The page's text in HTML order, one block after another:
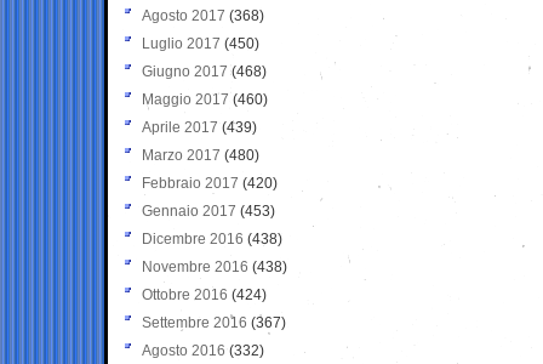
Agosto 2017 (368)
Luglio 2017 (450)
Giugno 2017 (468)
Maggio 2017 (460)
Aprile 2017 (439)
Marzo 2017 (480)
Febbraio 2017 (420)
Gennaio 2017 (453)
Dicembre 2016 (438)
Novembre 2016 (438)
Ottobre 2016 (424)
Settembre 2016 (367)
Agosto 2016 (332)